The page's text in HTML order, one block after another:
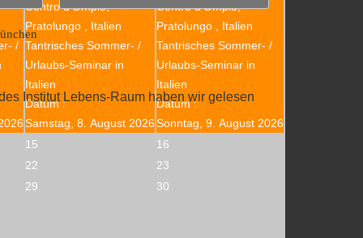
/
Centro d'Ompio,
Pratolungo , Italien
Tantrisches Sommer- /
Urlaubs-Seminar in
Italien
Datum :
Samstag, 8. August 2026
Centro d'Ompio,
Pratolungo , Italien
Tantrisches Sommer- /
Urlaubs-Seminar in
Italien
Datum :
Sonntag, 9. August 2026
15
16
22
23
29
30
Institut Lebens-Raum haben wir gelesen